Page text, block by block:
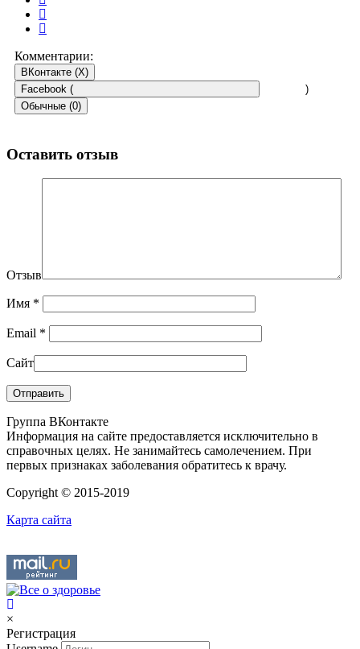
Комментарии:
ВКонтакте (X)
Facebook (
)
Обычные (0)
Оставить отзыв
Отзыв
Имя *
Email *
Сайт
Группа ВКонтакте
Информация на сайте предоставляется исключительно в
справочных целях. Не занимайтесь самолечением. При
первых признаках заболевания обратитесь к врачу.
Copyright © 2015-2019
Карта сайта
×
Регистрация